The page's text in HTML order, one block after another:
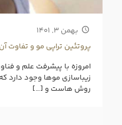
بهمن ۳, ۱۴۰۱
پروتئین تراپی مو و تفاوت
امروزه با پیشرفت علم و
زیباسازی موها وجود دارد
روش‌ هاست و […]